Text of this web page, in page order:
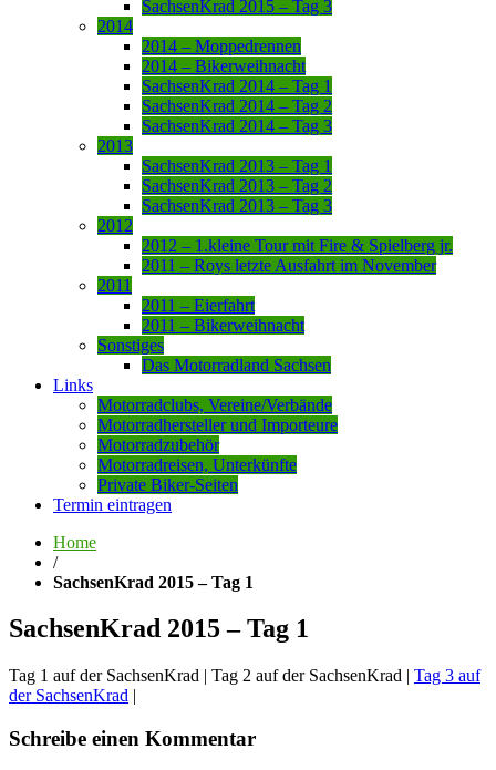
SachsenKrad 2015 – Tag 3
2014
2014 – Moppedrennen
2014 – Bikerweihnacht
SachsenKrad 2014 – Tag 1
SachsenKrad 2014 – Tag 2
SachsenKrad 2014 – Tag 3
2013
SachsenKrad 2013 – Tag 1
SachsenKrad 2013 – Tag 2
SachsenKrad 2013 – Tag 3
2012
2012 – 1.kleine Tour mit Fire & Spielberg jr.
2011 – Roys letzte Ausfahrt im November
2011
2011 – Eierfahrt
2011 – Bikerweihnacht
Sonstiges
Das Motorradland Sachsen
Links
Motorradclubs, Vereine/Verbände
Motorradhersteller und Importeure
Motorradzubehör
Motorradreisen, Unterkünfte
Private Biker-Seiten
Termin eintragen
Home
/
SachsenKrad 2015 – Tag 1
SachsenKrad 2015 – Tag 1
Tag 1 auf der SachsenKrad | Tag 2 auf der SachsenKrad | Tag 3 auf
der SachsenKrad |
Schreibe einen Kommentar